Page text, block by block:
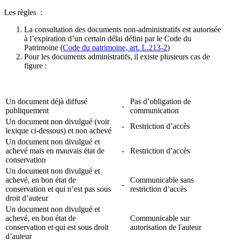
Les règles :
La consultation des documents non-administratifs est autorisée
à l’expiration d’un certain délai défini par le Code du
Patrimoine (Code du patrimoine, art. L.213-2)
Pour les documents administratifs, il existe plusieurs cas de
figure :
Un document déjà diffusé
publiquement
-
Pas d’obligation de
communication
Un document non divulgué (voir
lexique ci-dessous) et non achevé
-
Restriction d’accès
Un document non divulgué et
achevé mais en mauvais état de
conservation
- Restriction d’accès
Un document non divulgué et
achevé, en bon état de
conservation et qui n’est pas sous
droit d’auteur
-
Communicable sans
restriction d’accès
Un document non divulgué et
achevé, en bon état de
conservation et qui est sous droit
d’auteur
Communicable sur
autorisation de l'auteur